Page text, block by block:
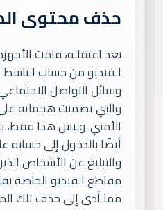
حذف محتوى
بعد اعتقاله، قامت
الفيديو من حساب
وسائل التواصل
والتي تضمنت هجماته
الأمني. وليس هذا فقط،
أيضًا بالدخول إلى
والتبليغ عن الأشخاص
مقاطع الفيديو الخاصة
مما أدى إلى حذف تلك